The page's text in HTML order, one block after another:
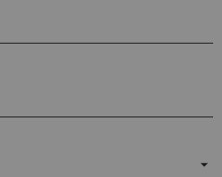
arrow_drop_down